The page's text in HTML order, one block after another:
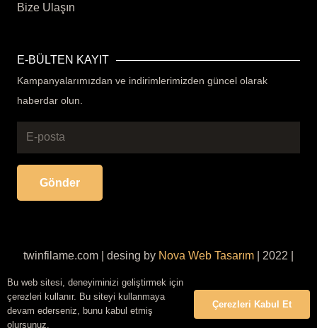
Bize Ulaşın
E-BÜLTEN KAYIT
Kampanyalarımızdan ve indirimlerimizden güncel olarak
haberdar olun.
Gönder
twinfilame.com | desing by Nova Web Tasarım | 2022 |
Bu web sitesi, deneyiminizi geliştirmek için
çerezleri kullanır. Bu siteyi kullanmaya
devam ederseniz, bunu kabul etmiş
olursunuz.
Çerezleri Kabul Et